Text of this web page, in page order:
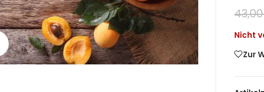
Klick zum Vergrößern
Nicht
Zur